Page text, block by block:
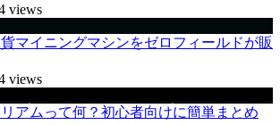
views
マイニングマシンをゼロフィールドが販
views
アムって何？初心者向けに簡単まとめ